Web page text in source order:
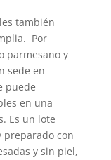
también
Por
parmesano y
sede en
puede
en una
Es un lote
preparado con
y sin piel,